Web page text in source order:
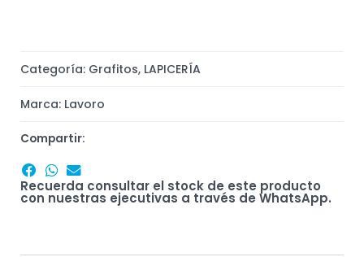
Categoría: Grafitos, LAPICERÍA
Marca: Lavoro
Compartir:
Recuerda consultar el stock de este producto
con nuestras ejecutivas a través de WhatsApp.